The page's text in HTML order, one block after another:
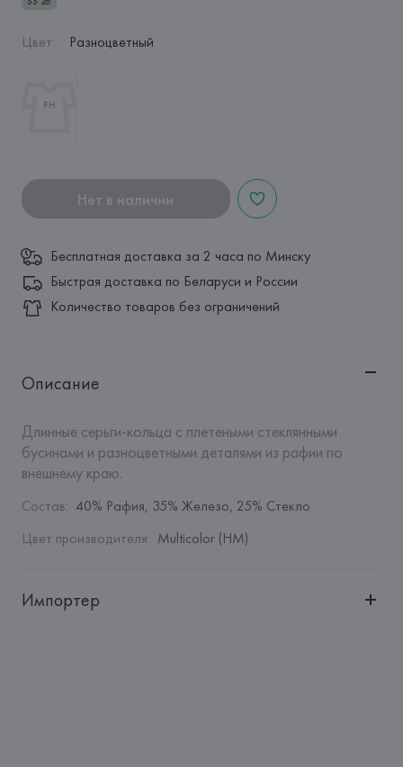
Цвет: Разноцветный
Нет в наличии
Бесплатная доставка за 2 часа по Минску
Быстрая доставка по Беларуси и России
Количество товаров без ограничений
Описание
Длинные серьги-кольца с плетеными стеклянными
бусинами и разноцветными деталями из рафии по
внешнему краю.
Состав: 40% Рафия, 35% Железо, 25% Стекло
Цвет производителя: Multicolor (HM)
Импортер